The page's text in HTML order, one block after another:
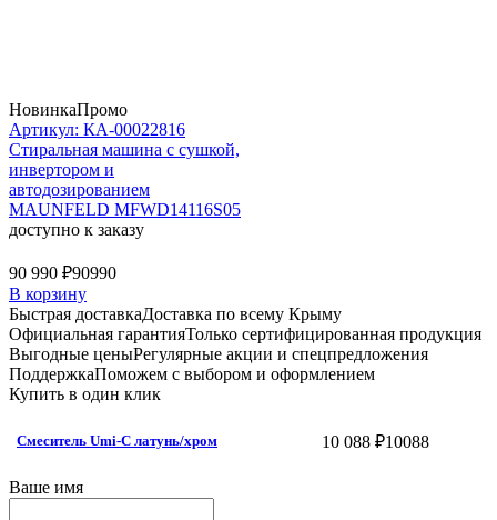
НовинкаПромо
Артикул: КА-00022816
Стиральная машина c сушкой,
инвертором и
автодозированием
MAUNFELD MFWD14116S05
доступно к заказу
90 990 ₽90990
В корзину
Быстрая доставкаДоставка по всему Крыму
Официальная гарантияТолько сертифицированная продукция
Выгодные ценыРегулярные акции и спецпредложения
ПоддержкаПоможем с выбором и оформлением
Купить в один клик
Смеситель Umi-C латунь/хром 10 088 ₽10088
Ваше имя